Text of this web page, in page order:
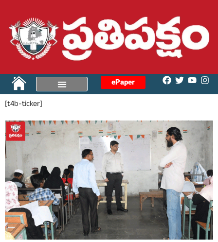
ePaper
[t4b-ticker]